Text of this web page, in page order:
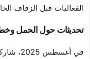
الفعاليات قبل الزفاف
تحديثات حول الحمل
في